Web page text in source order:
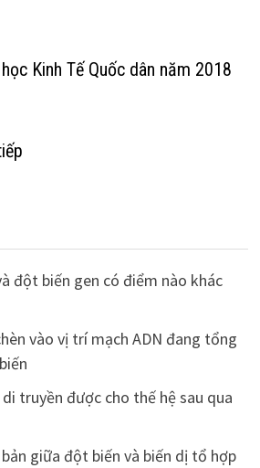
Kinh Tế Quốc dân năm 2018
đột biến gen có điểm nào khác
vào vị trí mạch ADN đang tổng
truyền được cho thế hệ sau qua
giữa đột biến và biến dị tổ hợp